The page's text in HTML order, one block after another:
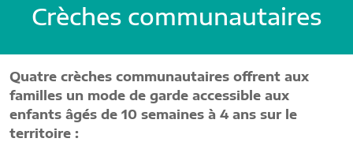
Crèches communautaires
Quatre crèches communautaires offrent aux
familles un mode de garde accessible aux
enfants âgés de 10 semaines à 4 ans sur le
territoire :